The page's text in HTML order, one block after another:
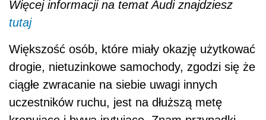
Więcej informacji na temat Audi znajdziesz
tutaj
Większość osób, które miały okazję użytkować
drogie, nietuzinkowe samochody, zgodzi się że
ciągłe zwracanie na siebie uwagi innych
uczestników ruchu, jest na dłuższą metę